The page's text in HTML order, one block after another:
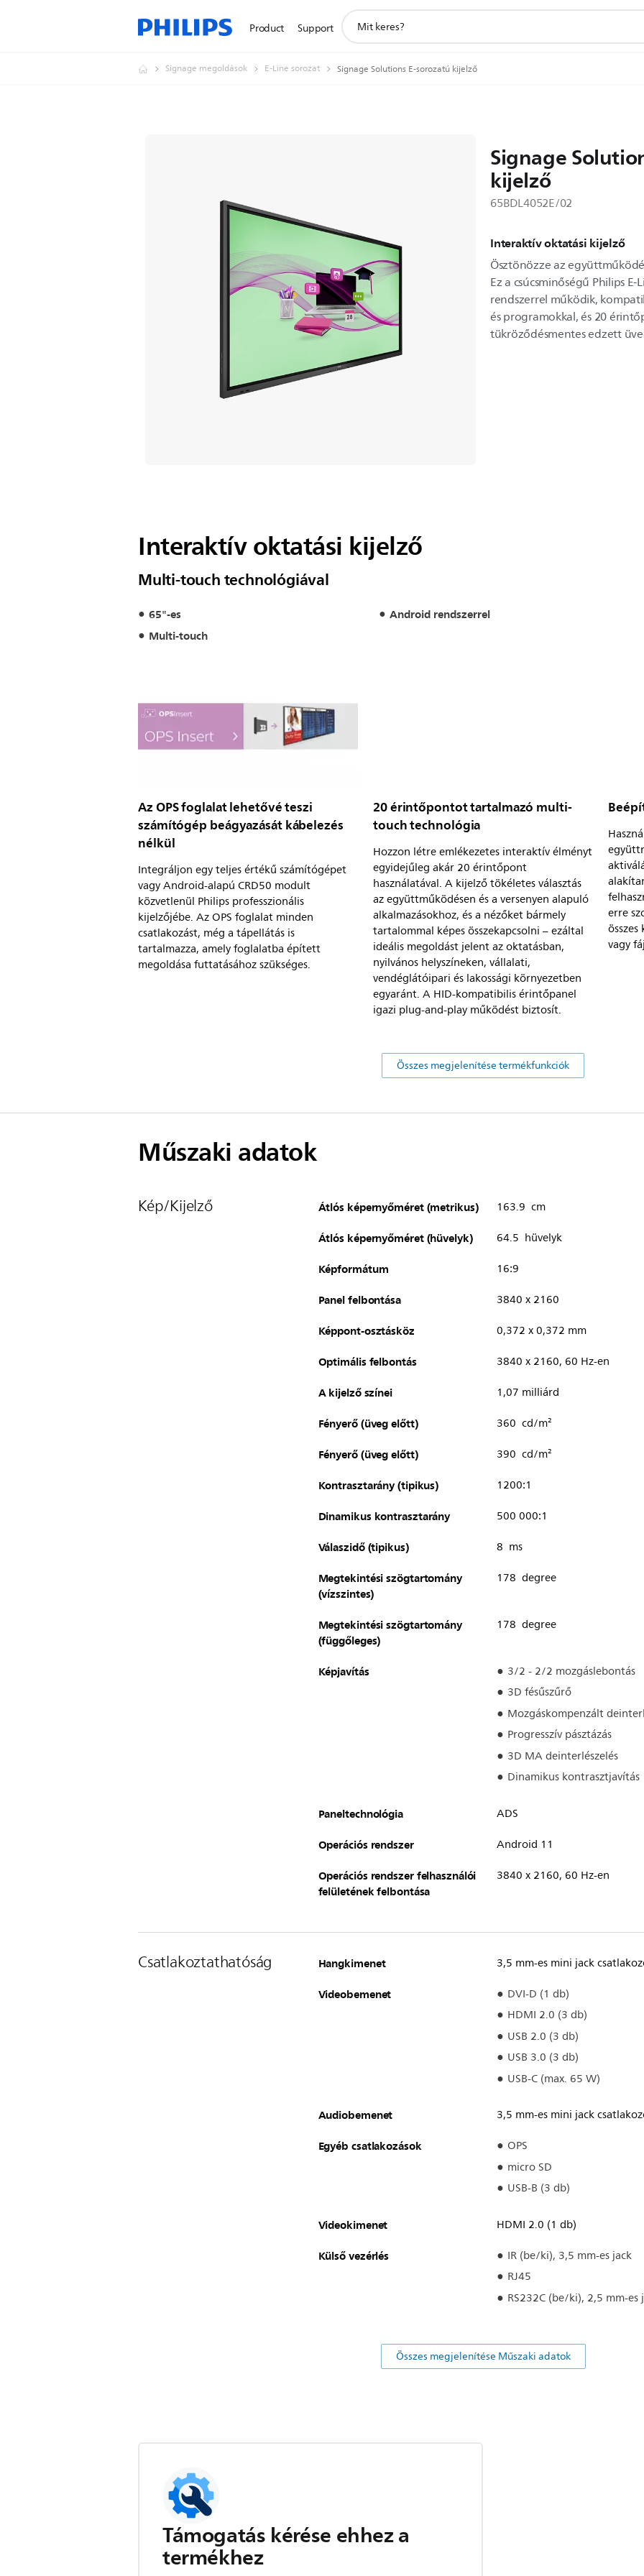
Product Support
search
Signage megoldások E-Line sorozat Signage Solutions E-sorozatú kijelző
Signage
kijelző
65BDL4052E/02
Interaktív oktatási kijelző
Ösztönözze az
Ez a csúcsminőségű Philips
rendszerrel működik,
és programokkal, és 20
tükröződésmentes edzett
Interaktív oktatási kijelző
Multi-touch technológiával
65"-es
Android rendszerrel
Multi-touch
Az OPS foglalat lehetővé teszi
számítógép beágyazását kábelezés
nélkül
Integráljon egy teljes értékű számítógépet
vagy Android-alapú CRD50 modult
közvetlenül Philips professzionális
kijelzőjébe. Az OPS foglalat minden
csatlakozást, még a tápellátás is
tartalmazza, amely foglalatba épített
megoldása futtatásához szükséges.
20 érintőpontot tartalmazó multi-
touch technológia
Hozzon létre emlékezetes interaktív élményt
egyidejűleg akár 20 érintőpont
használatával. A kijelző tökéletes választás
az együttműködésen és a versenyen alapuló
alkalmazásokhoz, és a nézőket bármely
tartalommal képes összekapcsolni – ezáltal
ideális megoldást jelent az oktatásban,
nyilvános helyszíneken, vállalati,
vendéglátóipari és lakossági környezetben
egyaránt. A HID-kompatibilis érintőpanel
igazi plug-and-play működést biztosít.
erre
vagy
Összes megjelenítése termékfunkciók
Műszaki adatok
Kép/Kijelző Átlós képernyőméret (metrikus) 163.9 cm
Átlós képernyőméret (hüvelyk) 64.5 hüvelyk
Képformátum 16:9
Panel felbontása 3840 x 2160
Képpont-osztásköz 0,372 x 0,372 mm
Optimális felbontás 3840 x 2160, 60 Hz-en
A kijelző színei 1,07 milliárd
Fényerő (üveg előtt) 360 cd/m²
Fényerő (üveg előtt) 390 cd/m²
Kontrasztarány (tipikus) 1200:1
Dinamikus kontrasztarány 500 000:1
Válaszidő (tipikus) 8 ms
Megtekintési szögtartomány
(vízszintes)
178 degree
Megtekintési szögtartomány
(függőleges)
178 degree
Képjavítás
3/2 - 2/2 mozgáslebontás
3D fésűszűrő
Mozgáskompenzált
Progresszív pásztázás
3D MA deinterlészelés
Dinamikus kontrasztjavítás
Paneltechnológia ADS
Operációs rendszer Android 11
Operációs rendszer felhasználói
felületének felbontása
3840 x 2160, 60 Hz-en
Csatlakoztathatóság Hangkimenet 3,5 mm-es mini jack
Videobemenet
DVI-D (1 db)
HDMI 2.0 (3 db)
USB 2.0 (3 db)
USB 3.0 (3 db)
USB-C (max. 65 W)
Audiobemenet 3,5 mm-es mini jack
Egyéb csatlakozások
OPS
micro SD
USB-B (3 db)
Videokimenet HDMI 2.0 (1 db)
Külső vezérlés
IR (be/ki), 3,5 mm-es jack
RJ45
RS232C (be/ki), 2,5 mm-es
Összes megjelenítése Műszaki adatok
Támogatás kérése ehhez a
termékhez